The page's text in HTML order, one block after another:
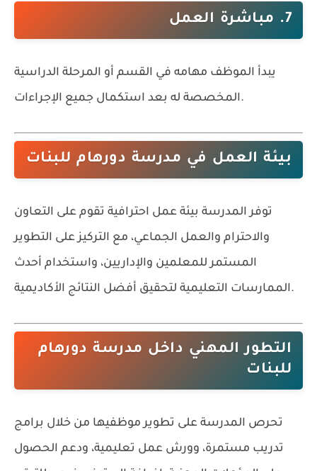
7. مباشرة العمل
يبدأ الموظف مهامه في القسم أو المرحلة الدراسية
المخصصة له بعد استكمال جميع الإجراءات.
بيئة العمل في مدرسة دورهام للبنات
توفر المدرسة بيئة عمل احترافية تقوم على التعاون
والاحترام والعمل الجماعي، مع التركيز على التطوير
المستمر للمعلمين والإداريين، واستخدام أحدث
الممارسات التعليمية لتحقيق أفضل النتائج الأكاديمية.
التطور المهني داخل مدرسة دورهام
للبنات
تحرص المدرسة على تطوير موظفيها من خلال برامج
تدريب مستمرة، وورش عمل تعليمية، ودعم الحصول